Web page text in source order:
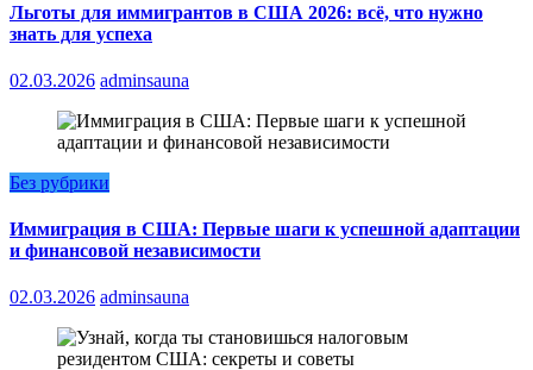
Льготы для иммигрантов в США 2026: всё, что нужно
знать для успеха
02.03.2026 adminsauna
Без рубрики
Иммиграция в США: Первые шаги к успешной адаптации
и финансовой независимости
02.03.2026 adminsauna